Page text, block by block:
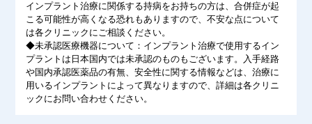
インプラント治療に関係する持病をお持ちの方は、合併症が起
こる可能性が高くなる恐れもありますので、不安な点について
は各クリニックにご相談ください。
◆未承認医療機器について：インプラント治療で使用するイン
プラントは日本国内では未承認のものもございます。入手経路
や国内承認医薬品の有無、安全性に関する情報などは、治療に
用いるインプラントによって異なりますので、詳細は各クリニ
ックにお問い合わせください。